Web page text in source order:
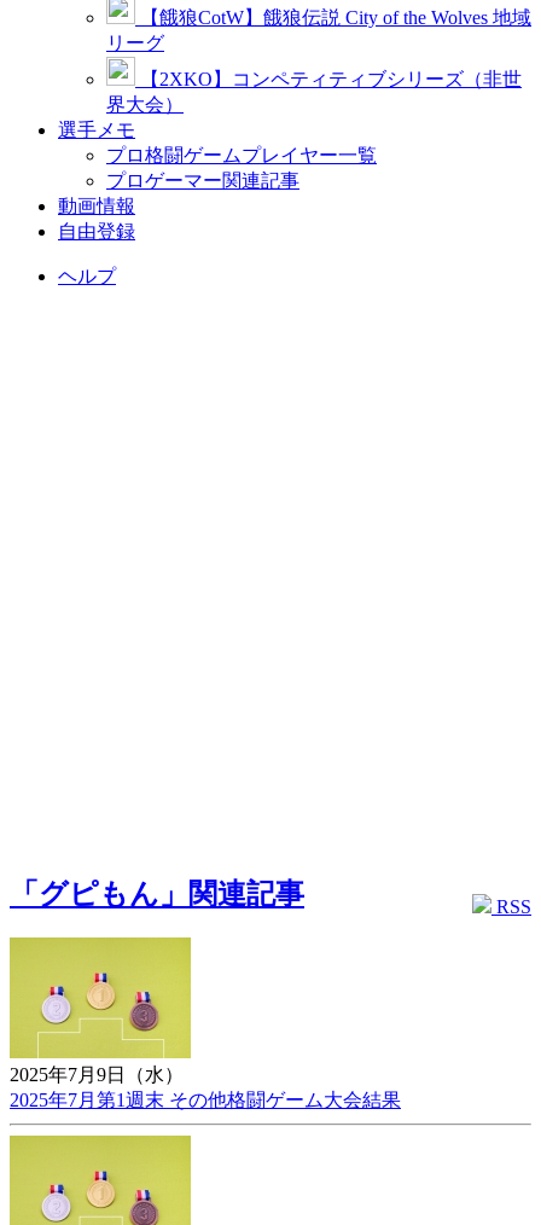
【餓狼CotW】餓狼伝説 City of the Wolves 地域
リーグ
【2XKO】コンペティティブシリーズ（非世
界大会）
選手メモ
プロ格闘ゲームプレイヤー一覧
プロゲーマー関連記事
動画情報
自由登録
ヘルプ
RSS
「グピもん」関連記事
2025年7月9日（水）
2025年7月第1週末 その他格闘ゲーム大会結果